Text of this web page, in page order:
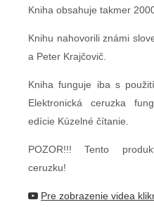
Kniha obsahuje takmer
Knihu nahovorili známi
a Peter Krajčovič.
Kniha funguje iba s
Elektronická ceruzka
edície Kúzelné čítanie.
POZOR!!! Tento
ceruzku!
Pre zobrazenie videa